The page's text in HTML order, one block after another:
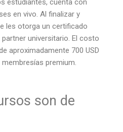
estudiantes, cuenta con
en vivo. Al finalizar y
les otorga un certificado
universitario. El costo
aproximadamente 700 USD
premium.
son de